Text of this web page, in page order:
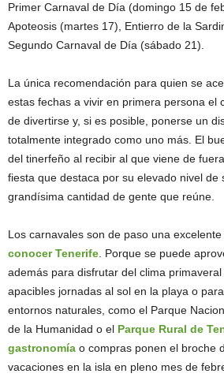
Primer Carnaval de Día (domingo 15 de
Apoteosis (martes 17), Entierro de la
Segundo Carnaval de Día (sábado 21).
La única recomendación para quien se
estas fechas a vivir en primera persona el
de divertirse y, si es posible, ponerse un
totalmente integrado como uno más. El
del tinerfeño al recibir al que viene de
fiesta que destaca por su elevado nivel de
grandísima cantidad de gente que reúne.
Los carnavales son de paso una
conocer Tenerife . Porque se puede
además para disfrutar del clima
apacibles jornadas al sol en la playa o
entornos naturales, como el Parque
de la Humanidad o el Parque Rural de
gastronomía o compras ponen el broche
vacaciones en la isla en pleno mes de